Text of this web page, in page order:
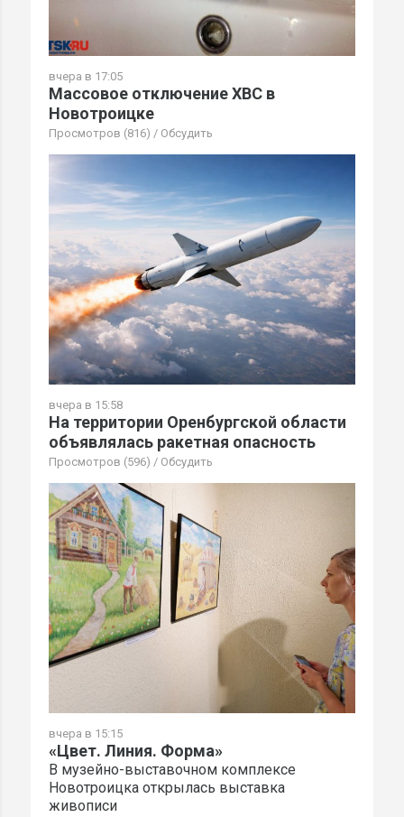
вчера в 17:05
Массовое отключение ХВС в
Новотроицке
Просмотров (816) / Обсудить
вчера в 15:58
На территории Оренбургской области
объявлялась ракетная опасность
Просмотров (596) / Обсудить
вчера в 15:15
«Цвет. Линия. Форма»
В музейно-выставочном комплексе
Новотроицка открылась выставка
живописи